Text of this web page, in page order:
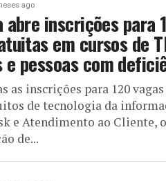
ago
abre inscrições para
em cursos de
e pessoas com
as inscrições para 120
de tecnologia da
e Atendimento ao Cliente,
de...